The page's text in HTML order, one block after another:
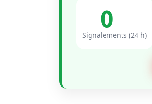
0
Signalements (24 h)